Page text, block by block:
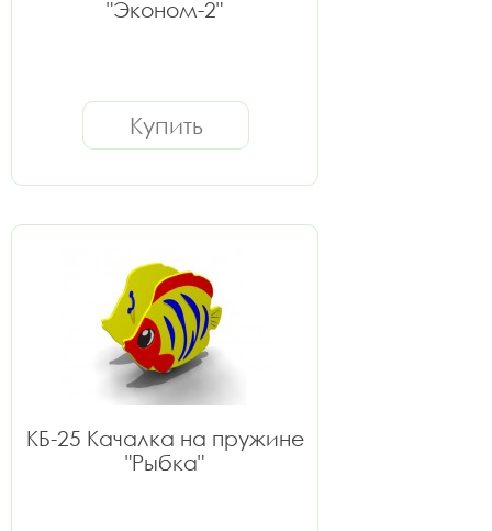
"Эконом-2"
Купить
КБ-25 Качалка на пружине
"Рыбка"